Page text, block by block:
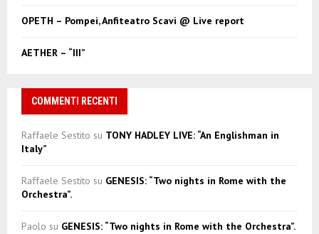
OPETH – Pompei, Anfiteatro Scavi @ Live report
AETHER – “III”
COMMENTI RECENTI
Raffaele Sestito su TONY HADLEY LIVE: “An Englishman in
Italy”
Raffaele Sestito su GENESIS: “Two nights in Rome with the
Orchestra”.
Paolo su GENESIS: “Two nights in Rome with the Orchestra”.